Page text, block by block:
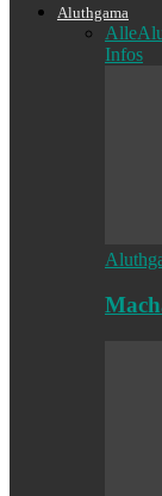
Aluthgama
Alle
Infos